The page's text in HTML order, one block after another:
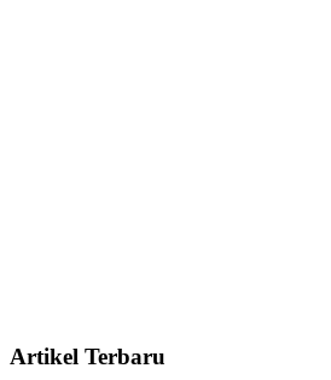
Artikel Terbaru